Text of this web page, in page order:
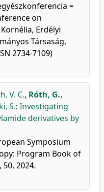
=
on
Erdélyi
Társaság,
2734-7109)
V. C., Róth, G.,
S.: Investigating
derivatives by
Symposium
Program Book of
2024.